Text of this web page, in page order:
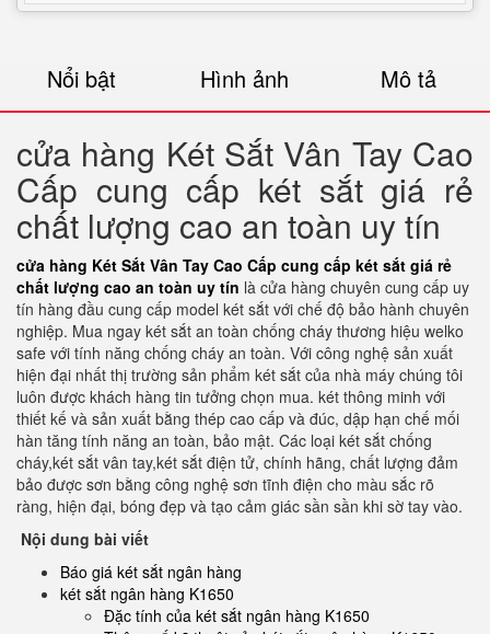
Nổi bật Hình ảnh Mô tả
cửa hàng Két Sắt Vân Tay Cao
Cấp cung cấp két sắt giá rẻ
chất lượng cao an toàn uy tín
cửa hàng Két Sắt Vân Tay Cao Cấp cung cấp két sắt giá rẻ
chất lượng cao an toàn uy tín là cửa hàng chuyên cung cấp uy
tín hàng đầu cung cấp model két sắt với chế độ bảo hành chuyên
nghiệp. Mua ngay két sắt an toàn chống cháy thương hiệu welko
safe với tính năng chống cháy an toàn. Với công nghệ sản xuất
hiện đại nhất thị trường sản phẩm két sắt của nhà máy chúng tôi
luôn được khách hàng tin tưởng chọn mua. két thông minh với
thiết kế và sản xuất bằng thép cao cấp và đúc, dập hạn chế mối
hàn tăng tính năng an toàn, bảo mật. Các loại két sắt chống
cháy,két sắt vân tay,két sắt điện tử, chính hãng, chất lượng đảm
bảo được sơn bằng công nghệ sơn tĩnh điện cho màu sắc rõ
ràng, hiện đại, bóng đẹp và tạo cảm giác sần sần khi sờ tay vào.
Nội dung bài viết
Báo giá két sắt ngân hàng
két sắt ngân hàng K1650
Đặc tính của két sắt ngân hàng K1650